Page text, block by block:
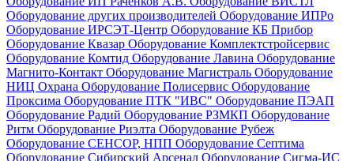
Оборудование других производителей Оборудование ИПРо
Оборудование ИРСЭТ-Центр Оборудование КБ Прибор
Оборудование Квазар Оборудование Комплектстройсервис
Оборудование Комтид Оборудование Лавина Оборудование
Магнито-Контакт Оборудование Магистраль Оборудование
НИЦ Охрана Оборудование Полисервис Оборудование
Проксима Оборудование ПТК "ИВС" Оборудование ПЭАП
Оборудование Радий Оборудование РЗМКП Оборудование
Ритм Оборудование Риэлта Оборудование Рубеж
Оборудование СЕНСОР, НПП Оборудование Септима
Оборудование Сибирский Арсенал Оборудование Сигма-ИС